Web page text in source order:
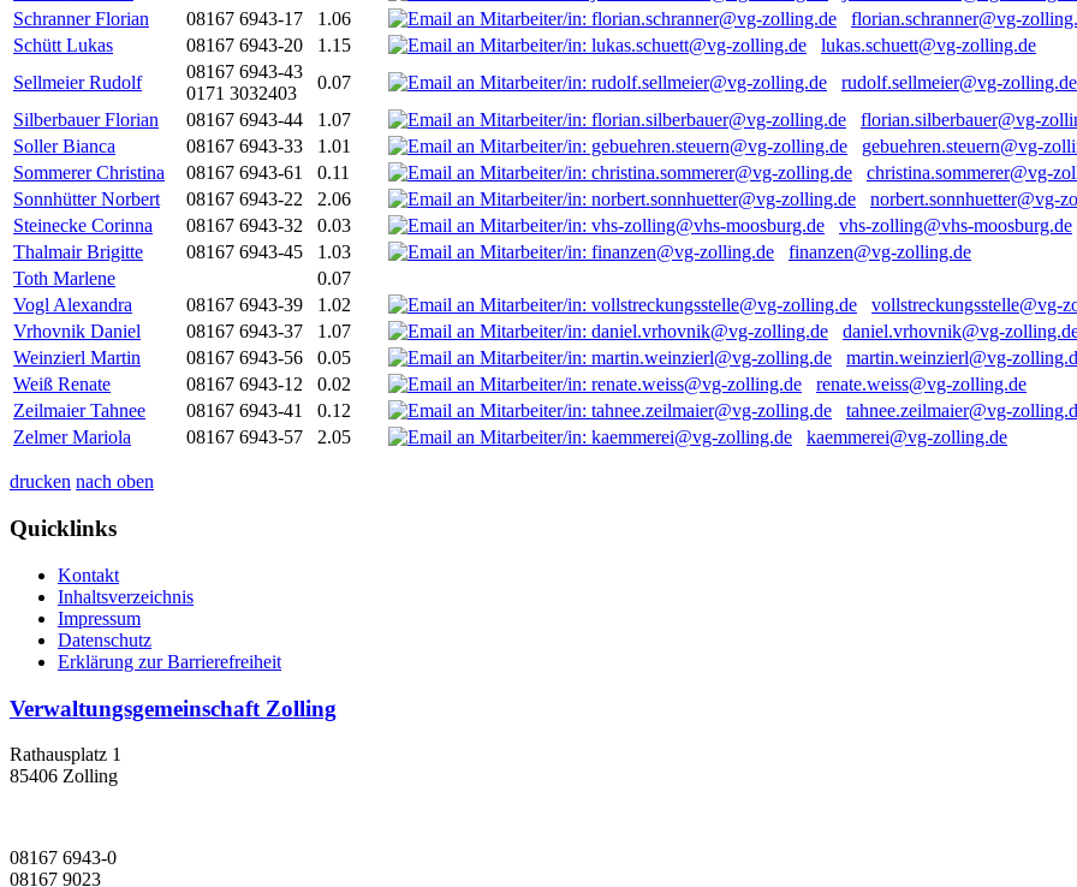
Schranner Florian
08167 6943-17 1.06
florian.schranner@vg-
Schütt Lukas
08167 6943-20 1.15
lukas.schuett@vg-zolling.de
Sellmeier Rudolf
08167 6943-43
0171 3032403
0.07
rudolf.sellmeier@vg-zolling.de
Silberbauer Florian
08167 6943-44 1.07
florian.silberbauer@vg-
Soller Bianca
08167 6943-33 1.01
gebuehren.steuern@vg-
Sommerer Christina
08167 6943-61 0.11
christina.sommerer@vg-
Sonnhütter Norbert
08167 6943-22 2.06
norbert.sonnhuetter@vg-
Steinecke Corinna
08167 6943-32 0.03
vhs-zolling@vhs-moosburg.de
Thalmair Brigitte
08167 6943-45 1.03
finanzen@vg-zolling.de
Toth Marlene
0.07
Vogl Alexandra
08167 6943-39 1.02
vollstreckungsstelle@vg-
Vrhovnik Daniel
08167 6943-37 1.07
daniel.vrhovnik@vg-
Weinzierl Martin
08167 6943-56 0.05
martin.weinzierl@vg-
Weiß Renate
08167 6943-12 0.02
renate.weiss@vg-zolling.de
Zeilmaier Tahnee
08167 6943-41 0.12
tahnee.zeilmaier@vg-
Zelmer Mariola
08167 6943-57 2.05 kaemmerei@vg-zolling.de
drucken nach oben
Quicklinks
Kontakt
Inhaltsverzeichnis
Impressum
Datenschutz
Erklärung zur Barrierefreiheit
Verwaltungsgemeinschaft Zolling
Rathausplatz 1
85406 Zolling
08167 6943-0
08167 9023